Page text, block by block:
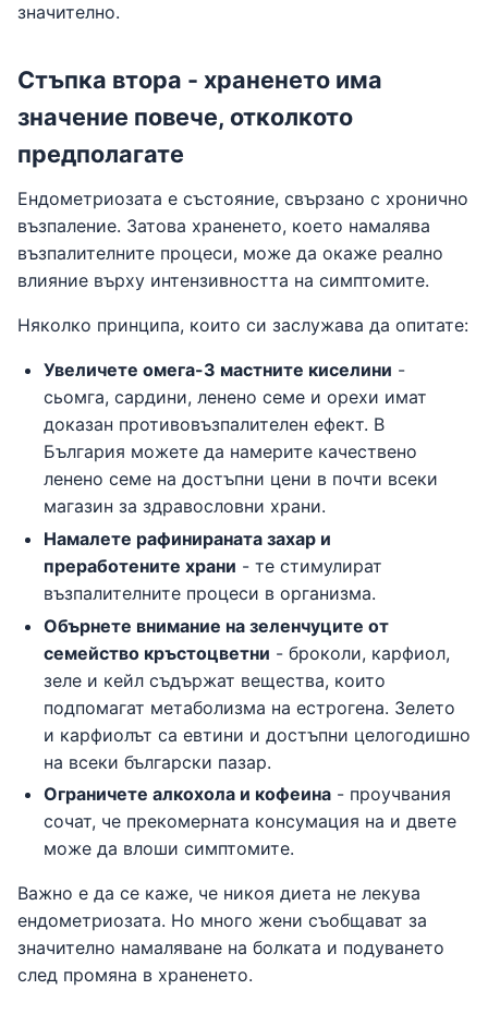
значително.
Стъпка втора - храненето има
значение повече, отколкото
предполагате
Ендометриозата е състояние, свързано с хронично
възпаление. Затова храненето, което намалява
възпалителните процеси, може да окаже реално
влияние върху интензивността на симптомите.
Няколко принципа, които си заслужава да опитате:
Увеличете омега-3 мастните киселини -
сьомга, сардини, ленено семе и орехи имат
доказан противовъзпалителен ефект. В
България можете да намерите качествено
ленено семе на достъпни цени в почти всеки
магазин за здравословни храни.
Намалете рафинираната захар и
преработените храни - те стимулират
възпалителните процеси в организма.
Обърнете внимание на зеленчуците от
семейство кръстоцветни - броколи, карфиол,
зеле и кейл съдържат вещества, които
подпомагат метаболизма на естрогена. Зелето
и карфиолът са евтини и достъпни целогодишно
на всеки български пазар.
Ограничете алкохола и кофеина - проучвания
сочат, че прекомерната консумация на и двете
може да влоши симптомите.
Важно е да се каже, че никоя диета не лекува
ендометриозата. Но много жени съобщават за
значително намаляване на болката и подуването
след промяна в храненето.